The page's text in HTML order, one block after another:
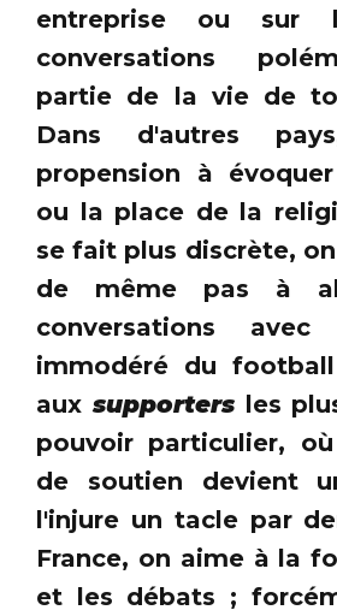
entreprise ou sur
conversations
partie de la vie de
Dans d'autres
propension à
ou la place de la
se fait plus discrète,
de même pas à
conversations
immodéré du
auxsupporters les
pouvoir particulier,
de soutien devient
l'injure un tacle par
France, on aime à la
et les débats ;